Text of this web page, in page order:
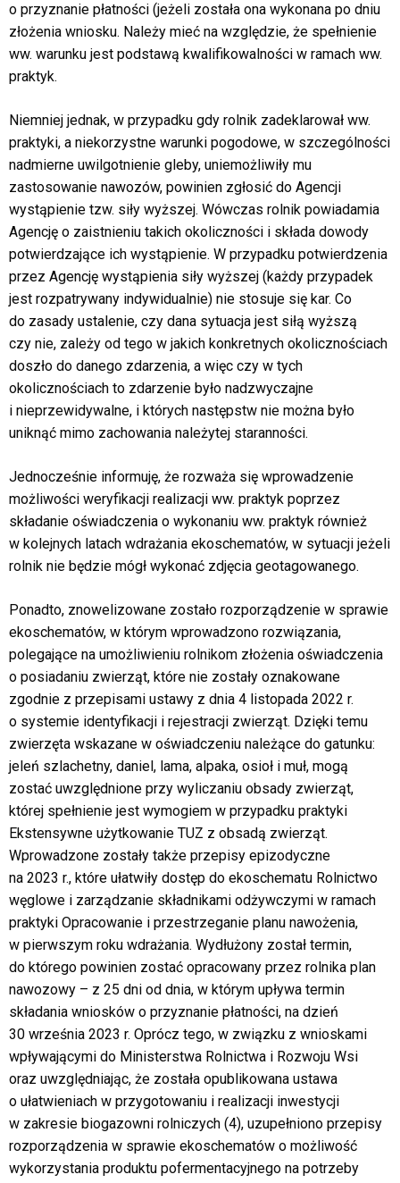
o przyznanie płatności (jeżeli została ona wykonana po dniu
złożenia wniosku. Należy mieć na względzie, że spełnienie
ww. warunku jest podstawą kwalifikowalności w ramach ww.
praktyk.
Niemniej jednak, w przypadku gdy rolnik zadeklarował ww.
praktyki, a niekorzystne warunki pogodowe, w szczególności
nadmierne uwilgotnienie gleby, uniemożliwiły mu
zastosowanie nawozów, powinien zgłosić do Agencji
wystąpienie tzw. siły wyższej. Wówczas rolnik powiadamia
Agencję o zaistnieniu takich okoliczności i składa dowody
potwierdzające ich wystąpienie. W przypadku potwierdzenia
przez Agencję wystąpienia siły wyższej (każdy przypadek
jest rozpatrywany indywidualnie) nie stosuje się kar. Co
do zasady ustalenie, czy dana sytuacja jest siłą wyższą
czy nie, zależy od tego w jakich konkretnych okolicznościach
doszło do danego zdarzenia, a więc czy w tych
okolicznościach to zdarzenie było nadzwyczajne
i nieprzewidywalne, i których następstw nie można było
uniknąć mimo zachowania należytej staranności.
Jednocześnie informuję, że rozważa się wprowadzenie
możliwości weryfikacji realizacji ww. praktyk poprzez
składanie oświadczenia o wykonaniu ww. praktyk również
w kolejnych latach wdrażania ekoschematów, w sytuacji jeżeli
rolnik nie będzie mógł wykonać zdjęcia geotagowanego.
Ponadto, znowelizowane zostało rozporządzenie w sprawie
ekoschematów, w którym wprowadzono rozwiązania,
polegające na umożliwieniu rolnikom złożenia oświadczenia
o posiadaniu zwierząt, które nie zostały oznakowane
zgodnie z przepisami ustawy z dnia 4 listopada 2022 r.
o systemie identyfikacji i rejestracji zwierząt. Dzięki temu
zwierzęta wskazane w oświadczeniu należące do gatunku:
jeleń szlachetny, daniel, lama, alpaka, osioł i muł, mogą
zostać uwzględnione przy wyliczaniu obsady zwierząt,
której spełnienie jest wymogiem w przypadku praktyki
Ekstensywne użytkowanie TUZ z obsadą zwierząt.
Wprowadzone zostały także przepisy epizodyczne
na 2023 r., które ułatwiły dostęp do ekoschematu Rolnictwo
węglowe i zarządzanie składnikami odżywczymi w ramach
praktyki Opracowanie i przestrzeganie planu nawożenia,
w pierwszym roku wdrażania. Wydłużony został termin,
do którego powinien zostać opracowany przez rolnika plan
nawozowy – z 25 dni od dnia, w którym upływa termin
składania wniosków o przyznanie płatności, na dzień
30 września 2023 r. Oprócz tego, w związku z wnioskami
wpływającymi do Ministerstwa Rolnictwa i Rozwoju Wsi
oraz uwzględniając, że została opublikowana ustawa
o ułatwieniach w przygotowaniu i realizacji inwestycji
w zakresie biogazowni rolniczych (4), uzupełniono przepisy
rozporządzenia w sprawie ekoschematów o możliwość
wykorzystania produktu pofermentacyjnego na potrzeby